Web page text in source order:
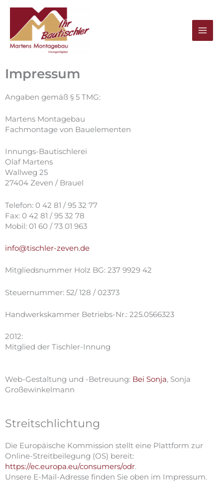
springen
Impressum
Angaben gemäß § 5 TMG:
Martens Montagebau
Fachmontage von Bauelementen
Innungs-Bautischlerei
Olaf Martens
Wallweg 25
27404 Zeven / Brauel
Telefon: 0 42 81 / 95 32 77
Fax: 0 42 81 / 95 32 78
Mobil: 01 60 / 73 01 963
info@tischler-zeven.de
Mitgliedsnummer Holz BG: 237 9929 42
Steuernummer: 52/ 128 / 02373
Handwerkskammer Betriebs-Nr.: 225.0566323
2012:
Mitglied der Tischler-Innung
Web-Gestaltung und -Betreuung: Bei Sonja, Sonja
Großewinkelmann
Streitschlichtung
Die Europäische Kommission stellt eine Plattform zur
Online-Streitbeilegung (OS) bereit:
https://ec.europa.eu/consumers/odr.
Unsere E-Mail-Adresse finden Sie oben im Impressum.